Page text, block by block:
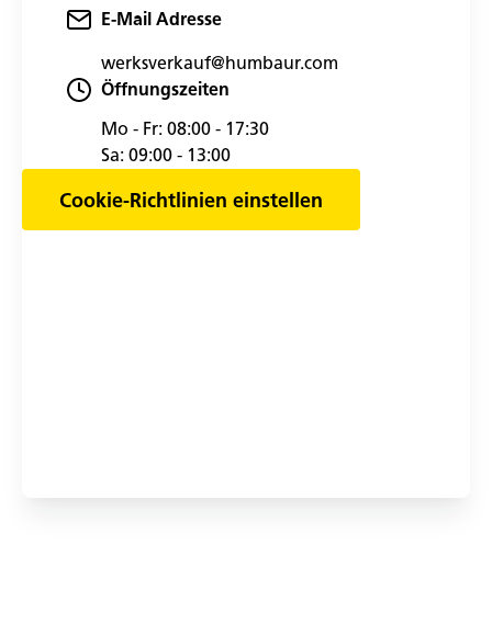
E-Mail Adresse
werksverkauf@humbaur.com
Öffnungszeiten
Mo - Fr: 08:00 - 17:30
Sa: 09:00 - 13:00
Cookie-Richtlinien einstellen